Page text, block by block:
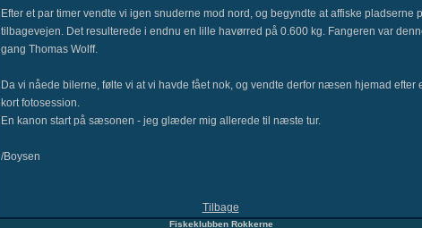
Efter et par timer vendte vi igen snuderne mod nord, og begyndte at affiske pladserne
tilbagevejen. Det resulterede i endnu en lille havørred på 0.600 kg. Fangeren var
gang Thomas Wolff.
Da vi nåede bilerne, følte vi at vi havde fået nok, og vendte derfor næsen hjemad efter
kort fotosession.
En kanon start på sæsonen - jeg glæder mig allerede til næste tur.
/Boysen
Tilbage
Fiskeklubben Rokkerne